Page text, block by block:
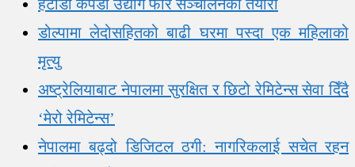
हेटौँडा कपडा उद्योग फेरि सञ्चालनको तयारी
डोल्पामा लेदोसहितको बाढी घरमा पस्दा एक महिलाको
मृत्यु
अष्ट्रेलियाबाट नेपालमा सुरक्षित र छिटो रेमिटेन्स सेवा दिँदै
‘मेरो रेमिटेन्स’
नेपालमा बढ्दो डिजिटल ठगी: नागरिकलाई सचेत रहन